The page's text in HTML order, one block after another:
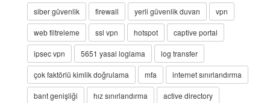
siber güvenlik firewall yerli güvenlik duvarı vpn
web filtreleme ssl vpn hotspot captive portal
ipsec vpn 5651 yasal loglama log transfer
çok faktörlü kimlik doğrulama mfa internet sınırlandırma
bant genişliği hız sınırlandırma active directory